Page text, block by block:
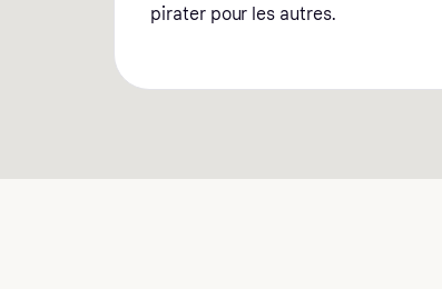
pirater pour les autres.